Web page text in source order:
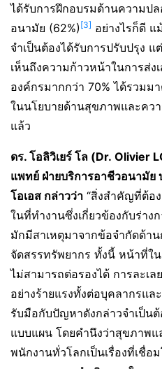
ได้รับการฝึกอบรมด้านความป
อนามัย (62%) [3] อย่างไรก็ดี
จำเป็นต้องได้รับการปรับปรุง
เห็นถึงความก้าวหน้าในการส่
องค์กรมากกว่า 70% ได้รวมม
ในนโยบายด้านสุขภาพและคว
แล้ว
ดร. โอลิวิเยร์ โล (Dr. Olivier
แพทย์ ฝ่ายบริการอาชีวอนามัย
โอเอส กล่าวว่า “สิ่งสำคัญที่ต้อ
ในที่ทำงานซึ่งเกี่ยวข้องกับร่า
มักมีสาเหตุมาจากข้อจำกัดด้า
จัดสรรทรัพยากร ทั้งนี้ หน้าที่ใ
ไม่สามารถต่อรองได้ การละเล
อย่างร้ายแรงทั้งต่อบุคลากรแ
รับมือกับปัญหาดังกล่าวจำเป็น
แบบแผน โดยคำนึงว่าสุขภาพ
พนักงานทั่วโลกเป็นเรื่องที่เชื่อ